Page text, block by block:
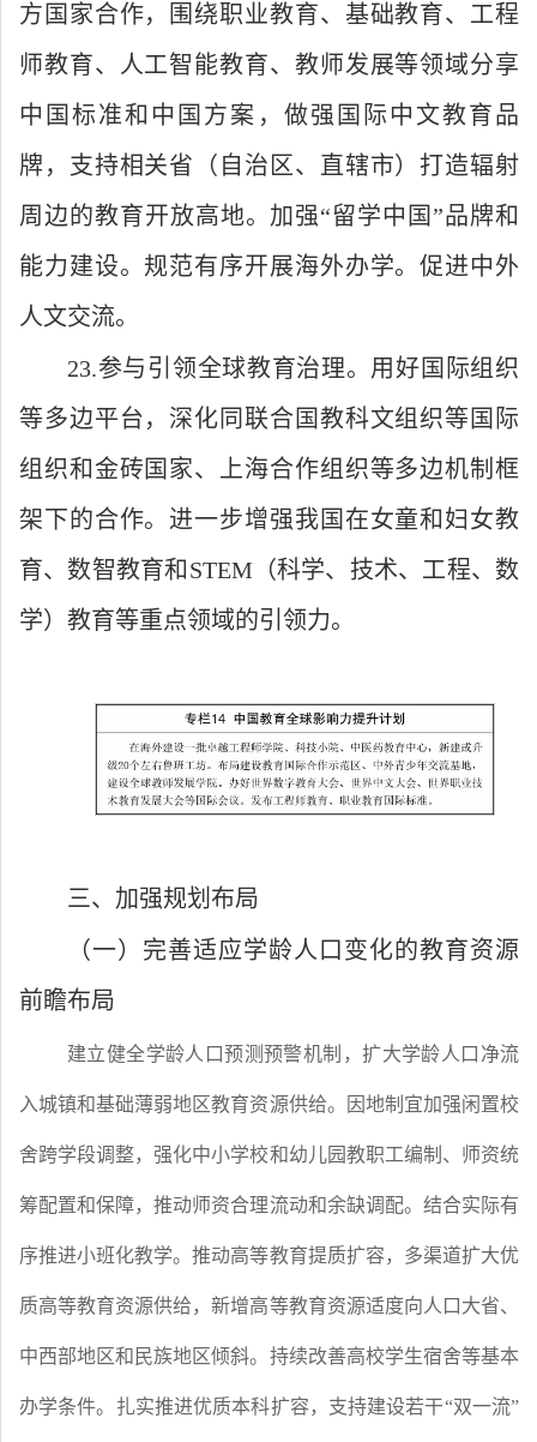
方国家合作，围绕职业教育、基础教育、工程
师教育、人工智能教育、教师发展等领域分享
中国标准和中国方案，做强国际中文教育品
牌，支持相关省（自治区、直辖市）打造辐射
周边的教育开放高地。加强“留学中国”品牌和
能力建设。规范有序开展海外办学。促进中外
人文交流。
23.参与引领全球教育治理。用好国际组织
等多边平台，深化同联合国教科文组织等国际
组织和金砖国家、上海合作组织等多边机制框
架下的合作。进一步增强我国在女童和妇女教
育、数智教育和STEM（科学、技术、工程、数
学）教育等重点领域的引领力。
三、加强规划布局
（一）完善适应学龄人口变化的教育资源
前瞻布局
建立健全学龄人口预测预警机制，扩大学龄人口净流
入城镇和基础薄弱地区教育资源供给。因地制宜加强闲置校
舍跨学段调整，强化中小学校和幼儿园教职工编制、师资统
筹配置和保障，推动师资合理流动和余缺调配。结合实际有
序推进小班化教学。推动高等教育提质扩容，多渠道扩大优
质高等教育资源供给，新增高等教育资源适度向人口大省、
中西部地区和民族地区倾斜。持续改善高校学生宿舍等基本
办学条件。扎实推进优质本科扩容，支持建设若干“双一流”